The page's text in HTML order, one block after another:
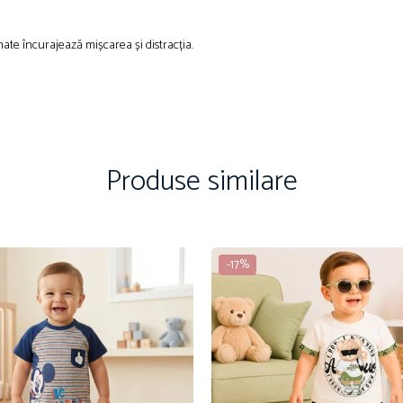
încurajează mișcarea și distracția.
Produse similare
-17%